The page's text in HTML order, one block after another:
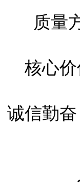
质量
核心
诚信勤